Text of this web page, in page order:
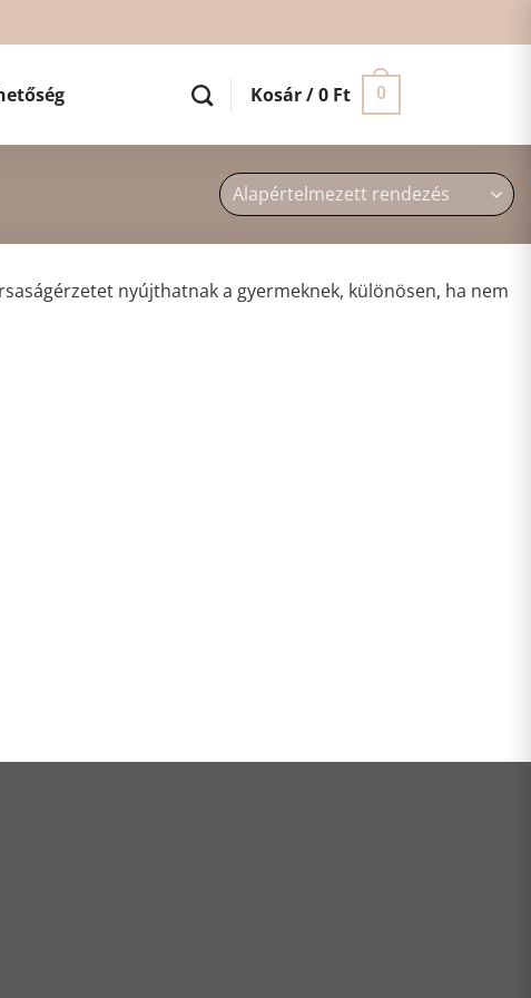
Kosár /0 Ft 0
nyújthatnak a gyermeknek, különösen, ha nem